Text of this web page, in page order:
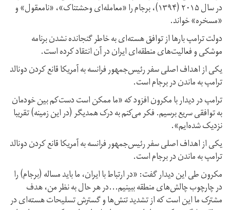
در سال ۲۰۱۵ (۱۳۹۴)، برجام را «معامله‌ای وحشتناک»، «نامعقول» و
«مسخره» خواند.
دولت ترامپ بارها از توافق هسته‌ای به خاطر گنجانده نشدن برنامه
موشکی و فعالیت‌های منطقه‌ای ایران در آن انتقاد کرده است.
یکی از اهداف اصلی سفر رئیس‌جمهور فرانسه به آمریکا قانع کردن دونالد
ترامپ به ماندن در برجام است.
ترامپ در دیدار با مکرون افزود که «ما ممکن است دست‌کم بین خودمان
به توافقی سریع برسیم. فکر می‌کنم به درک همدیگر (در این زمینه) تقریبا
نزدیک شده‌ایم».
یکی از اهداف اصلی سفر رئیس‌جمهور فرانسه به آمریکا قانع کردن دونالد
ترامپ به ماندن در برجام است.
مکرون طی این دیدار گفت: «در ارتباط با ایران، ما باید مساله (برجام) را
در چارچوب چالش‌های منطقه‌ ببینیم...در هر حال به نظر من، هدف
مشترک ما این است که از تشدید تنش‌ها و گسترش تسلیحات هسته‌ای در